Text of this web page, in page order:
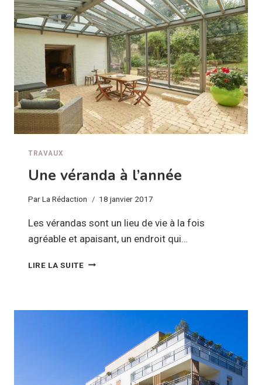
DE
FRANCE
!
TRAVAUX
Une véranda à l’année
ParLa Rédaction 18 janvier 2017
Les vérandas sont un lieu de vie à la fois
agréable et apaisant, un endroit qui…
LIRE LA SUITEUNE